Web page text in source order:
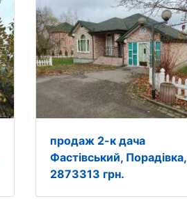
продаж 2-к дача
Фастівський, Порадівка,
2873313 грн.